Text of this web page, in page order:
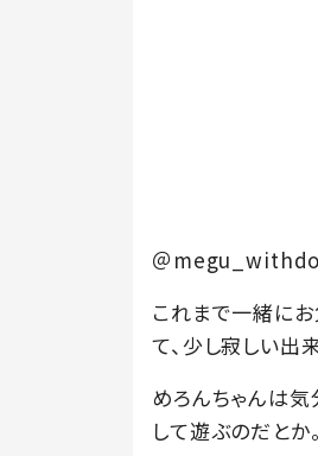
＠
これまで一緒にお
て、少し寂しい出
めろんちゃんは気
して遊ぶのだとか。